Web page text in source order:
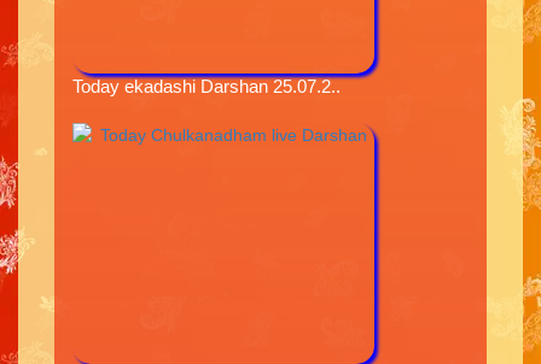
Today ekadashi Darshan 25.07.2..